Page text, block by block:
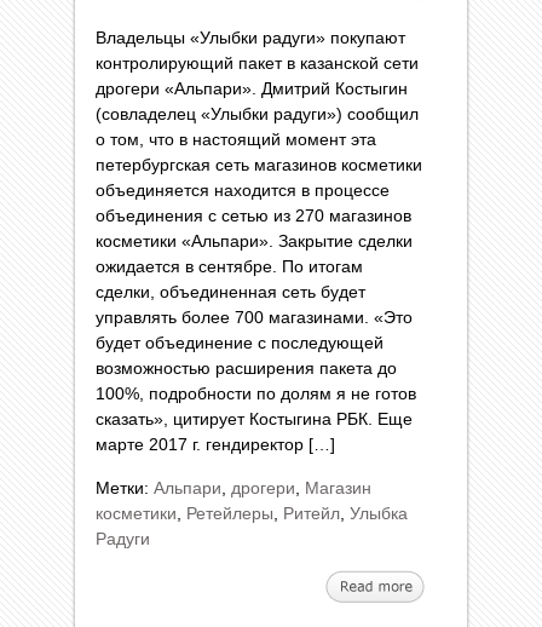
Владельцы «Улыбки радуги» покупают
контролирующий пакет в казанской сети
дрогери «Альпари». Дмитрий Костыгин
(совладелец «Улыбки радуги») сообщил
о том, что в настоящий момент эта
петербургская сеть магазинов косметики
объединяется находится в процессе
объединения с сетью из 270 магазинов
косметики «Альпари». Закрытие сделки
ожидается в сентябре. По итогам
сделки, объединенная сеть будет
управлять более 700 магазинами. «Это
будет объединение с последующей
возможностью расширения пакета до
100%, подробности по долям я не готов
сказать», цитирует Костыгина РБК. Еще
марте 2017 г. гендиректор […]
Метки: Альпари дрогери
Магазин
косметики
Ретейлеры Ритейл Улыбка
Радуги